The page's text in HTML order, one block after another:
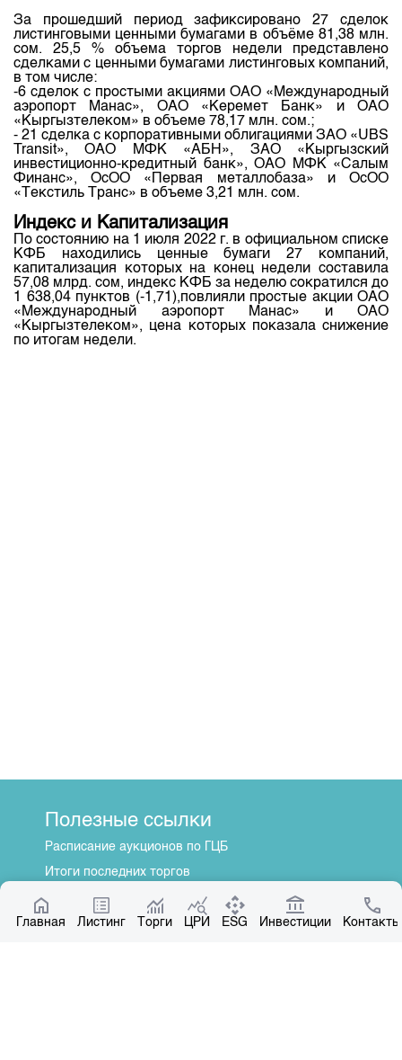
Главная Листинг Торги ЦРИ ESG Инвестиции Контакты
За прошедший период зафиксировано 27 сделок
листинговыми ценными бумагами в объёме 81,38 млн.
сом. 25,5 % объема торгов недели представлено
сделками с ценными бумагами листинговых компаний,
в том числе:
-6 сделок с простыми акциями ОАО «Международный
аэропорт Манас», ОАО «Керемет Банк» и ОАО
«Кыргызтелеком» в объеме 78,17 млн. сом.;
- 21 сделка с корпоративными облигациями ЗАО «UBS
Transit», ОАО МФК «АБН», ЗАО «Кыргызский
инвестиционно-кредитный банк», ОАО МФК «Салым
Финанс», ОсОО «Первая металлобаза» и ОсОО
«Текстиль Транс» в объеме 3,21 млн. сом.
Индекс и Капитализация
По состоянию на 1 июля 2022 г. в официальном списке
КФБ находились ценные бумаги 27 компаний,
капитализация которых на конец недели составила
57,08 млрд. сом, индекс КФБ за неделю сократился до
1 638,04 пунктов (-1,71),повлияли простые акции ОАО
«Международный аэропорт Манас» и ОАО
«Кыргызтелеком», цена которых показала снижение
по итогам недели.
Полезные ссылки
Расписание аукционов по ГЦБ
Итоги последних торгов
Котировки по ЦБ
Центр раскрытия информации